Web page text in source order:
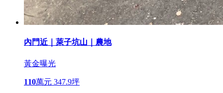
內門近｜萊子坑山｜農地
黃金曝光
110萬元 347.9坪